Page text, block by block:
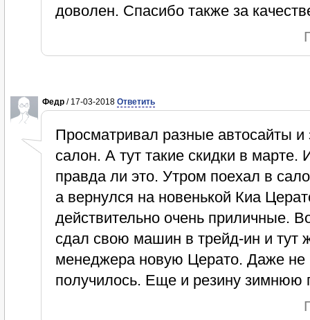
доволен. Спасибо также за
Федр / 17-03-2018 Ответить
Просматривал разные автосайты и
салон. А тут такие скидки в
правда ли это. Утром поехал в
а вернулся на новенькой Киа
действительно очень приличные.
сдал свою машин в трейд-ин и
менеджера новую Церато. Даже не
получилось. Еще и резину зимнюю